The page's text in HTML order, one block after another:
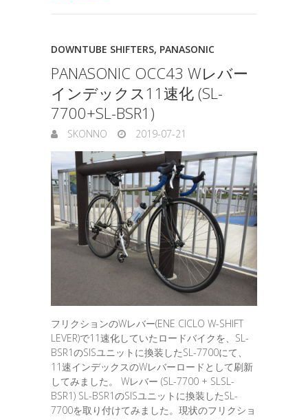
DOWNTUBE SHIFTERS, PANASONIC
PANASONIC OCC43 Wレバー
インデックス11速化 (SL-
7700+SL-BSR1)
SKONNO 2019-07-21
フリクションのWレバー(ENE CICLO W-SHIFT
LEVER)で11速化していたロードバイクを、SL-
BSR1のSISユニットに換装したSL-7700にて、
11速インデックスのWレバーロードとして刷新
してみました。 Wレバー (SL-7700 + SLSL-
BSR1) SL-BSR1のSISユニットに換装したSL-
7700を取り付けてみました。現状のフリクショ